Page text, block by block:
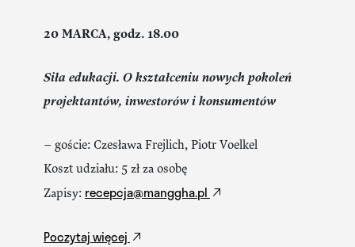
20 MARCA, godz. 18.00
Siła edukacji. O kształceniu nowych pokoleń
projektantów, inwestorów i konsumentów
– goście: Czesława Frejlich, Piotr Voelkel
Koszt udziału: 5 zł za osobę
Zapisy: recepcja@manggha.pl
Poczytaj więcej